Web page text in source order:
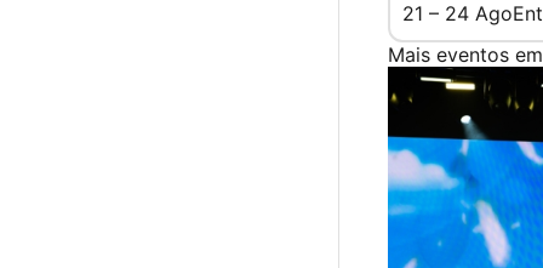
21 – 24 Ago
Mais eventos